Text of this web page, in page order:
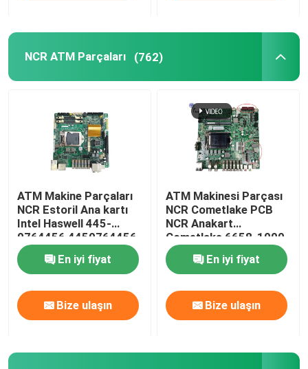
ATM Monitörü
Banka banknotları sayma makinesi
Taşınabilir POS Terminalı
MEI Nakit Akışlı Banknot Kabul Cihazı
NCR ATM Parçaları (762)
ATM Makine Parçaları
NCR Estoril Ana kartı
Intel Haswell 445-
0764456 4450764456
En iyi fiyat
Bize ulaşın
ATM Makinesi Parçası
NCR Cometlake PCB
NCR Anakart
Cometlake 6658-1000-
8600
En iyi fiyat
Bize ulaşın